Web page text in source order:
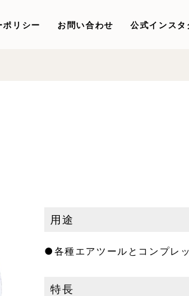
ポリシー お問い合わせ 公式インスタ
用途
●各種エアツールとコンプレ
特長